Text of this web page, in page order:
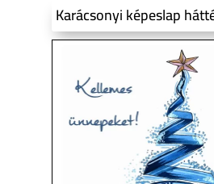
Karácsonyi képeslap